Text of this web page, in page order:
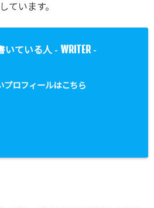
ています。
いている人 - WRITER -
プロフィールはこちら